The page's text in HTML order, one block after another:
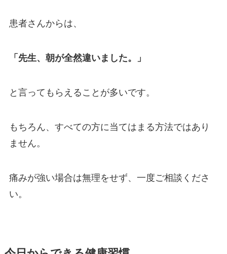
患者さんからは、
「先生、朝が全然違いました。」
と言ってもらえることが多いです。
もちろん、すべての方に当てはまる方法ではあり
ません。
痛みが強い場合は無理をせず、一度ご相談くださ
い。